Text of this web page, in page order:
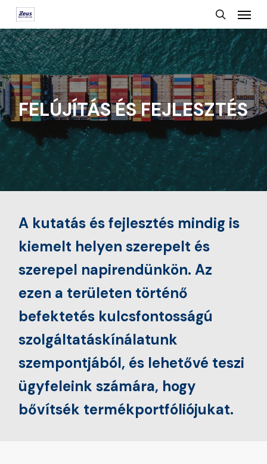
Skip
to
main
content
search
Menu
FELÚJÍTÁS ÉS FEJLESZTÉS
A kutatás és fejlesztés mindig is
kiemelt helyen szerepelt és
szerepel napirendünkön. Az
ezen a területen történő
befektetés kulcsfontosságú
szolgáltatáskínálatunk
szempontjából, és lehetővé teszi
ügyfeleink számára, hogy
bővítsék termékportfóliójukat.